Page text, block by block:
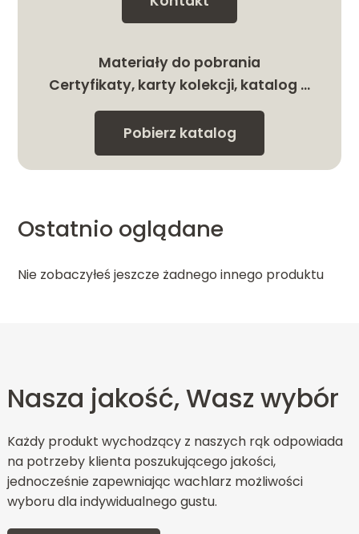
Materiały do pobrania
Certyfikaty, karty kolekcji, katalog …
Pobierz katalog
Ostatnio oglądane
Nie zobaczyłeś jeszcze żadnego innego produktu
Nasza jakość, Wasz wybór
Każdy produkt wychodzący z naszych rąk odpowiada
na potrzeby klienta poszukującego jakości,
jednocześnie zapewniając wachlarz możliwości
wyboru dla indywidualnego gustu.